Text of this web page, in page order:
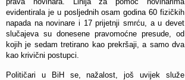
evidentirala je u posljednih osam godina 60 fizičkih
napada na novinare i 17 prijetnji smrću, a u devet
slučajeva su donesene pravomoćne presude, od
kojih je sedam tretirano kao prekršaji, a samo dva
kao krivični postupci.
Političari u BiH se, nažalost, još uvijek služe